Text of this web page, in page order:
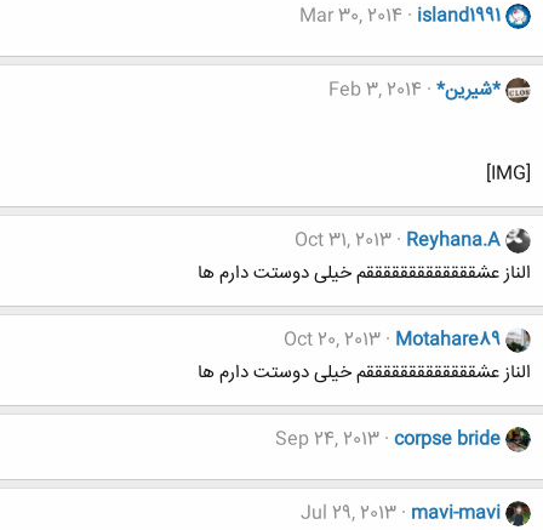
island1991
Mar 30, 2014
*شیرین* Feb 3, 2014
[IMG]
Reyhana.A
Oct 31, 2013
الناز عشقققققققققققققم خیلی دوستت دارم ها
Motahare89
Oct 20, 2013
الناز عشقققققققققققققم خیلی دوستت دارم ها
corpse bride
Sep 24, 2013
mavi-mavi
Jul 29, 2013